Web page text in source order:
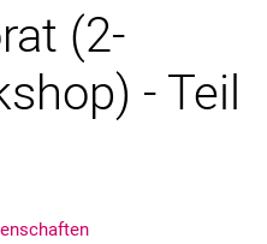
(2-
- Teil